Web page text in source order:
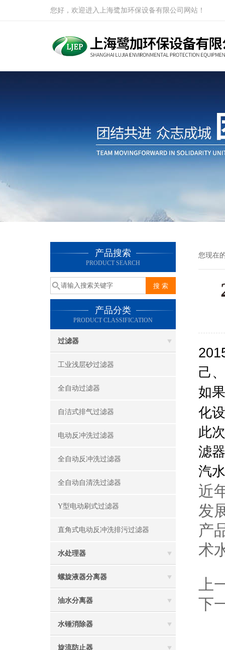
您好，欢迎进入上海鹭加环保设备有限公司网站！
产品搜索
PRODUCT SEARCH
产品分类
PRODUCT CLASSIFICATION
过滤器
工业浅层砂过滤器
全自动过滤器
自洁式排气过滤器
电动反冲洗过滤器
全自动反冲洗过滤器
全自动自清洗过滤器
Y型电动刷式过滤器
直角式电动反冲洗排污过滤器
水处理器
螺旋液器分离器
油水分离器
水锤消除器
旋流防止器
您现在
己
如
化
此
滤
汽
近
发
产
术
上
下